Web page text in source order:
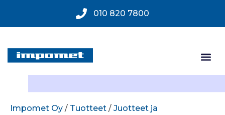
010 820 7800
Impomet Oy / Tuotteet / Juotteet ja